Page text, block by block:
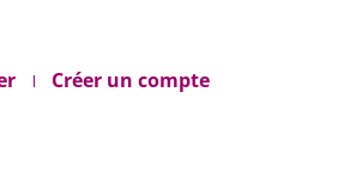
Créer un compte